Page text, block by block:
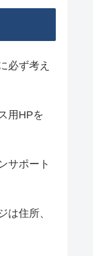
必ず考え
用HPを
サポート
は住所、